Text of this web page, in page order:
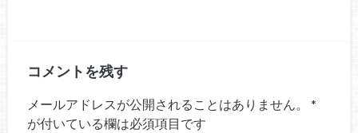
コメントを残す
メールアドレスが公開されることはありません。
*
が付いている欄は必須項目です